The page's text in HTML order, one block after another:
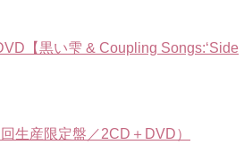
【黒い雫 & Coupling Songs:‘Side
生産限定盤／2CD＋DVD）